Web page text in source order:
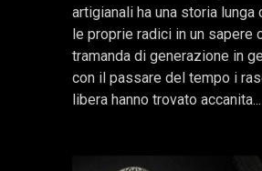
artigianali ha una storia lunga
le proprie radici in un sapere
tramanda di generazione in
con il passare del tempo i
libera hanno trovato accanita...